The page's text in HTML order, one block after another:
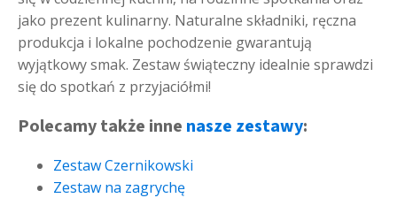
jako prezent kulinarny. Naturalne składniki, ręczna
produkcja i lokalne pochodzenie gwarantują
wyjątkowy smak. Zestaw świąteczny idealnie sprawdzi
się do spotkań z przyjaciółmi!
Polecamy także inne nasze zestawy:
Zestaw Czernikowski
Zestaw na zagrychę